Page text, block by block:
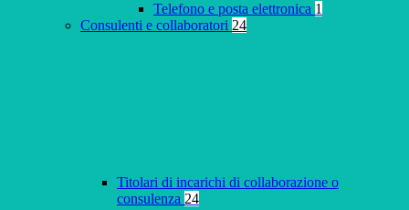
Telefono e posta elettronica 1
Consulenti e collaboratori 24
Titolari di incarichi di collaborazione o
consulenza 24